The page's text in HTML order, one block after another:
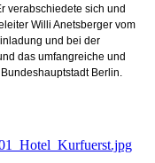
verabschiedete sich und
Willi Anetsberger vom
und bei der
das umfangreiche und
Berlin.